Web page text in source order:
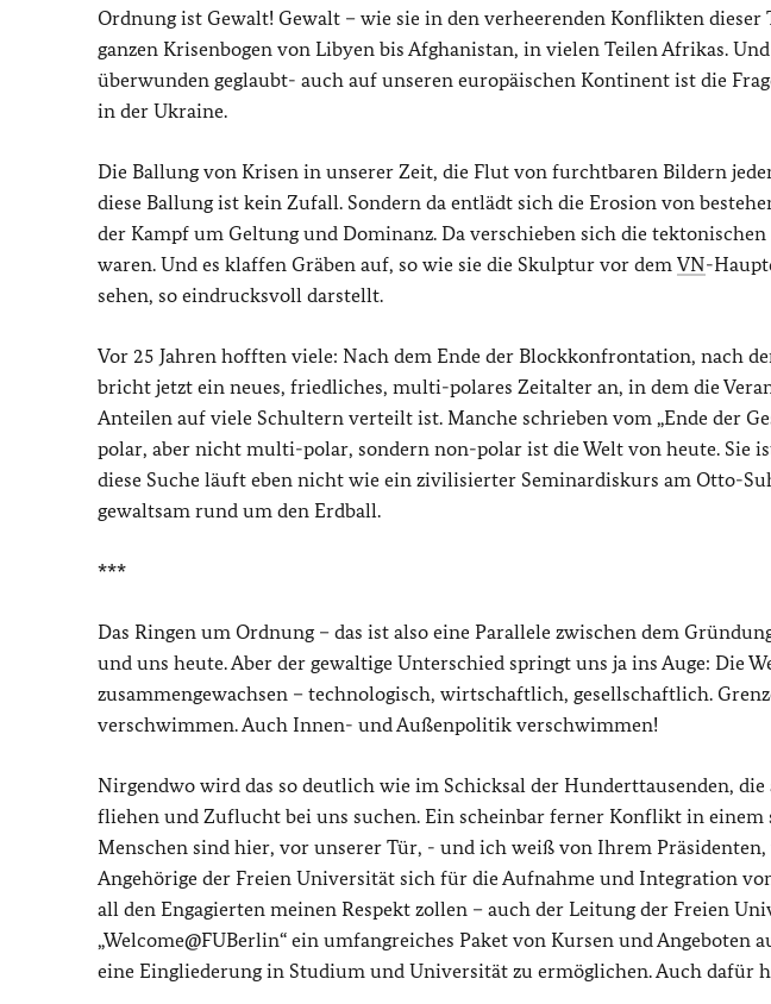
Ordnung ist Gewalt! Gewalt – wie sie in den verheerenden Konflikten dieser
ganzen Krisenbogen von Libyen bis Afghanistan, in vielen Teilen Afrikas.
überwunden geglaubt- auch auf unseren europäischen Kontinent ist die
in der Ukraine.
Die Ballung von Krisen in unserer Zeit, die Flut von furchtbaren Bildern
diese Ballung ist kein Zufall. Sondern da entlädt sich die Erosion von
der Kampf um Geltung und Dominanz. Da verschieben sich die
waren. Und es klaffen Gräben auf, so wie sie die Skulptur vor dem VN-
sehen, so eindrucksvoll darstellt.
Vor 25 Jahren hofften viele: Nach dem Ende der Blockkonfrontation, nach
bricht jetzt ein neues, friedliches, multi-polares Zeitalter an, in dem die
Anteilen auf viele Schultern verteilt ist. Manche schrieben vom „Ende der
polar, aber nicht multi-polar, sondern non-polar ist die Welt von heute. Sie
diese Suche läuft eben nicht wie ein zivilisierter Seminardiskurs am Otto-
gewaltsam rund um den Erdball.
***
Das Ringen um Ordnung – das ist also eine Parallele zwischen dem
und uns heute. Aber der gewaltige Unterschied springt uns ja ins Auge: Die
zusammengewachsen – technologisch, wirtschaftlich, gesellschaftlich.
verschwimmen. Auch Innen- und Außenpolitik verschwimmen!
Nirgendwo wird das so deutlich wie im Schicksal der Hunderttausenden, die
fliehen und Zuflucht bei uns suchen. Ein scheinbar ferner Konflikt in einem
Menschen sind hier, vor unserer Tür, - und ich weiß von Ihrem
Angehörige der Freien Universität sich für die Aufnahme und Integration
all den Engagierten meinen Respekt zollen – auch der Leitung der Freien
„Welcome@FUBerlin“ ein umfangreiches Paket von Kursen und Angeboten
eine Eingliederung in Studium und Universität zu ermöglichen. Auch dafür